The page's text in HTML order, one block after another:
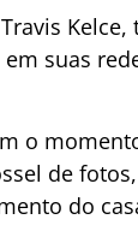
Kelce,
suas
o
de
do